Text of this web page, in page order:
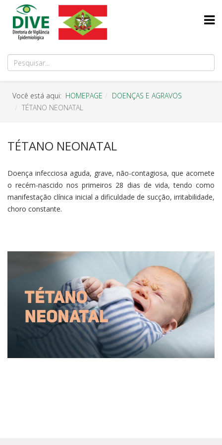
Você está aqui: HOMEPAGE
DOENÇAS E AGRAVOS
TÉTANO NEONATAL
TÉTANO NEONATAL
Doença infecciosa aguda, grave, não-contagiosa, que acomete
o recém-nascido nos primeiros 28 dias de vida, tendo como
manifestação clínica inicial a dificuldade de sucção, irritabilidade,
choro constante.